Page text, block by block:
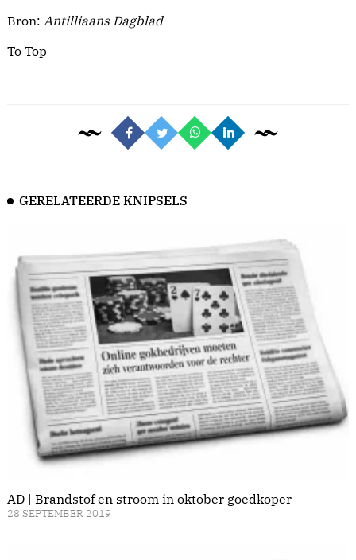
Bron: Antilliaans Dagblad
To Top
GERELATEERDE KNIPSELS
AD | Brandstof en stroom in oktober goedkoper
28 SEPTEMBER 2019